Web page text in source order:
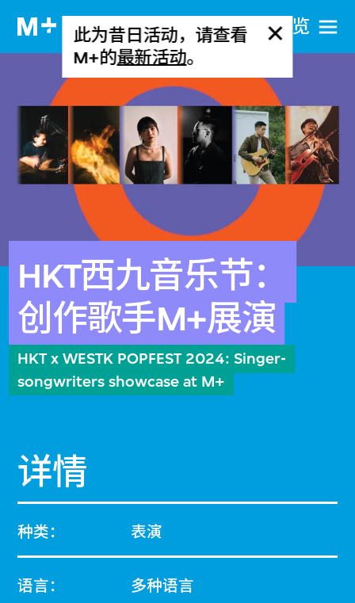
网站导览
此为昔日活动，请查看
M+的最新活动。
HKT西九音乐节：
创作歌手M+展演
HKT x WESTK POPFEST 2024: Singer-
songwriters showcase at M+
详情
种类： 表演
语言： 多种语言